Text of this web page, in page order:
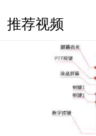
推荐视频